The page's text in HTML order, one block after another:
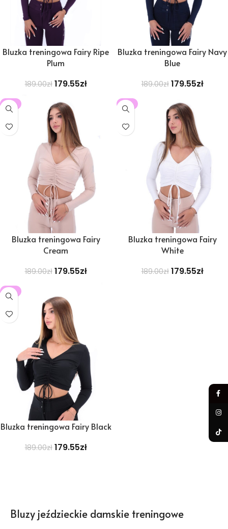
Bluzka treningowa Fairy Ripe
Plum
189.00zł 179.55zł
Bluzka treningowa Fairy Navy
Blue
189.00zł 179.55zł
-5%
Bluzka treningowa Fairy
Cream
189.00zł 179.55zł
-5%
Bluzka treningowa Fairy
White
189.00zł 179.55zł
-5%
Bluzka treningowa Fairy Black
189.00zł 179.55zł
Bluzy jeździeckie damskie treningowe